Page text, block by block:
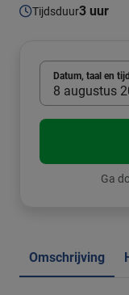
Tijdsduur3 uur
Datum, taal en tijd
8 augustus
Ga
Omschrijving